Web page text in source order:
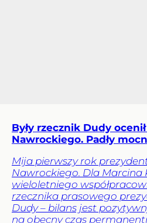
Były rzecznik Dudy
Nawrockiego. Padły
Mija pierwszy rok
Nawrockiego. Dla Marcina
wieloletniego
rzecznika prasowego
Dudy – bilans jest
na obecny czas